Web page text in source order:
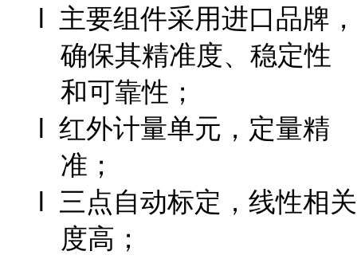
l 主要组件采用进口品牌，
确保其精准度、稳定性
和可靠性；
l 红外计量单元，定量精
准；
l 三点自动标定，线性相关
度高；